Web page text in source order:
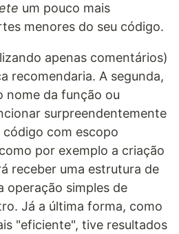
um pouco mais
menores do seu código.
apenas comentários)
recomendaria. A segunda,
nome da função ou
surpreendentemente
com escopo
por exemplo a criação
receber uma estrutura de
operação simples de
Já a última forma, como
"eficiente", tive resultados